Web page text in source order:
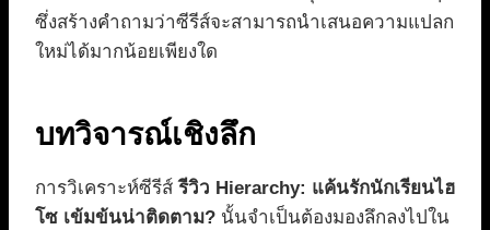
ซึ่งสร้างคำถามว่าซีรีส์จะสามารถนำเสนอความแปลก
ใหม่ได้มากน้อยเพียงใด
บทวิจารณ์เชิงลึก
การวิเคราะห์ซีรีส์รีวิว Hierarchy: แค้นรักนักเรียนไฮ
โซ เข้มข้นน่าติดตาม? นั้นจำเป็นต้องมองลึกลงไปใน